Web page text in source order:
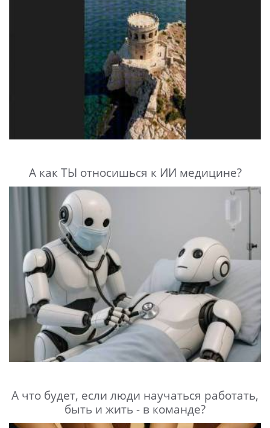
А как ТЫ относишься к ИИ медицине?
А что будет, если люди научаться работать,
быть и жить - в команде?